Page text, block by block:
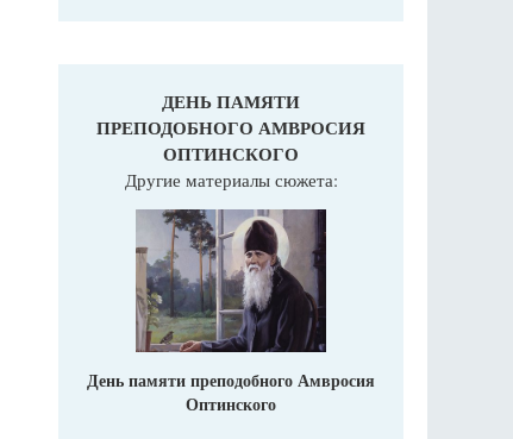
ДЕНЬ ПАМЯТИ
ПРЕПОДОБНОГО АМВРОСИЯ
ОПТИНСКОГО
Другие материалы сюжета:
День памяти преподобного Амвросия
Оптинского